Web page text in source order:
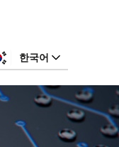
한국어